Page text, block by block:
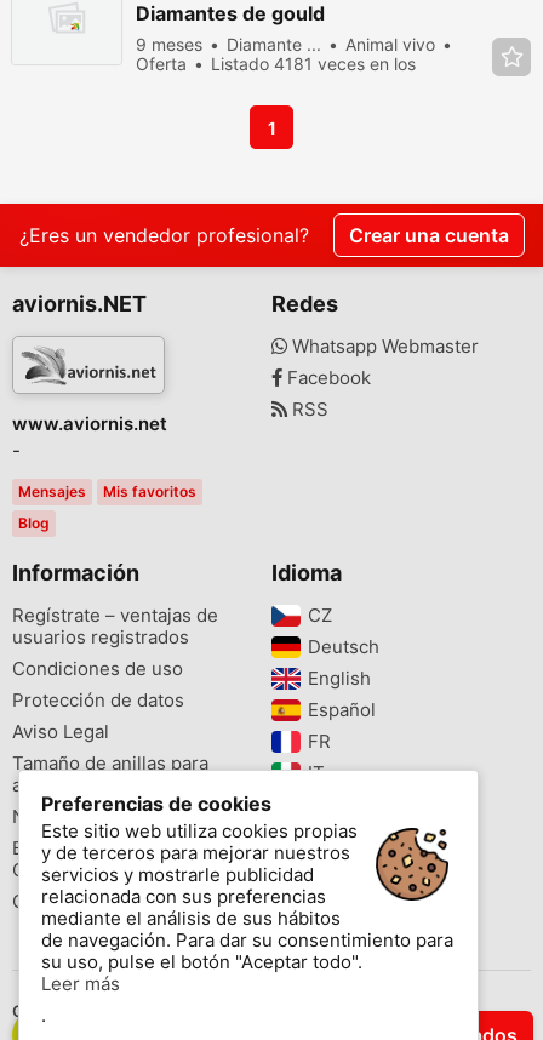
Filtrar Resultados
Diamantes de gould
9 meses Diamante ...
Animal vivo
Oferta
Listado 4181 veces en los
1
¿Eres un vendedor profesional? Crear una cuenta
aviornis.NET
www.aviornis.net
-
Mensajes
Mis favoritos
Blog
Redes
Whatsapp Webmaster
Facebook
RSS
Información
Regístrate – ventajas de
usuarios registrados
Condiciones de uso
Protección de datos
Aviso Legal
Tamaño de anillas para
aves
Newsletter
Buscador de especies
Cites
Colores de las anillas
Idioma
CZ‎
Deutsch‎
English‎
Español‎
FR‎
IT‎
PL‎
PT‎
Preferencias de cookies
Este sitio web utiliza cookies propias
y de terceros para mejorar nuestros
servicios y mostrarle publicidad
relacionada con sus preferencias
mediante el análisis de sus hábitos
de navegación. Para dar su consentimiento para
su uso, pulse el botón "Aceptar todo".
Leer más
.
Contáctenos
Copyright © 2026 www.aviornis.net Tablón de anuncios gratis.